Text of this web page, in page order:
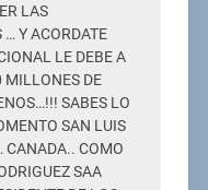
LAS
Y ACORDATE
LE DEBE A
MILLONES DE
SABES LO
SAN LUIS
CANADA.. COMO
SAA